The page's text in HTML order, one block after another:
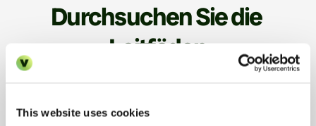
This website uses cookies
Durchsuchen Sie die
Leitfäden
zu arbeiten.